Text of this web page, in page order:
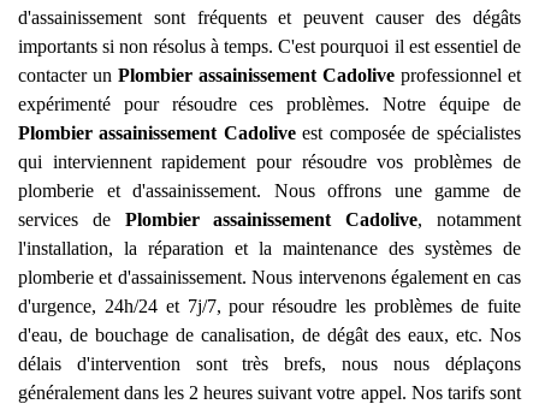
d'assainissement sont fréquents et peuvent causer des dégâts
importants si non résolus à temps. C'est pourquoi il est essentiel de
contacter un Plombier assainissement Cadoliveprofessionnel et
expérimenté pour résoudre ces problèmes. Notre équipe de
Plombier assainissement Cadoliveest composée de spécialistes
qui interviennent rapidement pour résoudre vos problèmes de
plomberie et d'assainissement. Nous offrons une gamme de
services de Plombier assainissement Cadolive, notamment
l'installation, la réparation et la maintenance des systèmes de
plomberie et d'assainissement. Nous intervenons également en cas
d'urgence, 24h/24 et 7j/7, pour résoudre les problèmes de fuite
d'eau, de bouchage de canalisation, de dégât des eaux, etc. Nos
délais d'intervention sont très brefs, nous nous déplaçons
généralement dans les 2 heures suivant votre appel. Nos tarifs sont